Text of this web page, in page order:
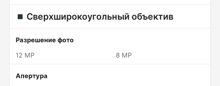
Сверхширокоугольный объектив
Разрешение фото
12 MP
8 MP
Апертура